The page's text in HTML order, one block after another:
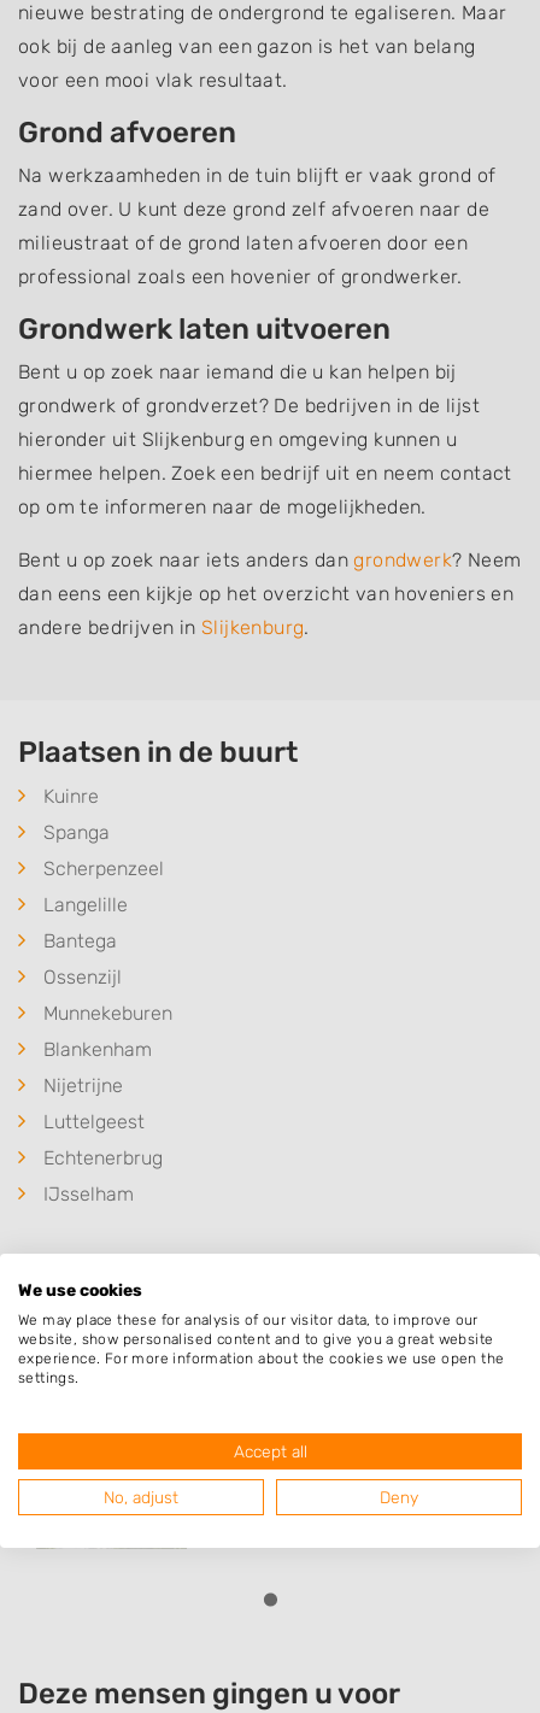
nieuwe bestrating de ondergrond te egaliseren. Maar
ook bij de aanleg van een gazon is het van belang
voor een mooi vlak resultaat.
Grond afvoeren
Na werkzaamheden in de tuin blijft er vaak grond of
zand over. U kunt deze grond zelf afvoeren naar de
milieustraat of de grond laten afvoeren door een
professional zoals een hovenier of grondwerker.
Grondwerk laten uitvoeren
Bent u op zoek naar iemand die u kan helpen bij
grondwerk of grondverzet? De bedrijven in de lijst
hieronder uit Slijkenburg en omgeving kunnen u
hiermee helpen. Zoek een bedrijf uit en neem contact
op om te informeren naar de mogelijkheden.
Bent u op zoek naar iets anders dangrondwerk? Neem
dan eens een kijkje op het overzicht van hoveniers en
andere bedrijven in Slijkenburg.
Plaatsen in de buurt
Kuinre
Spanga
Scherpenzeel
Langelille
Bantega
Ossenzijl
Munnekeburen
Blankenham
Nijetrijne
Luttelgeest
Echtenerbrug
IJsselham
Populaire hoveniers
Kamplaan 19
8315AN
Luttelgeest
Deze mensen gingen u voor
We use cookies
We may place these for analysis of our visitor data, to improve our
website, show personalised content and to give you a great website
experience. For more information about the cookies we use open the
settings.
Accept all
No, adjust Deny